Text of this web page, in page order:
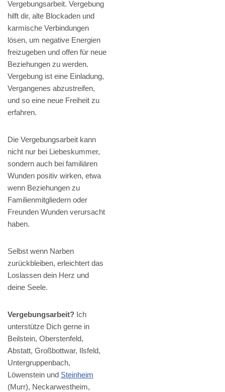
Vergebungsarbeit. Vergebung
hilft dir, alte Blockaden und
karmische Verbindungen
lösen, um negative Energien
freizugeben und offen für neue
Beziehungen zu werden.
Vergebung ist eine Einladung,
Vergangenes abzustreifen,
und so eine neue Freiheit zu
erfahren.
Die Vergebungsarbeit kann
nicht nur bei Liebeskummer,
sondern auch bei familiären
Wunden positiv wirken, etwa
wenn Beziehungen zu
Familienmitgliedern oder
Freunden Wunden verursacht
haben.
Selbst wenn Narben
zurückbleiben, erleichtert das
Loslassen dein Herz und
deine Seele.
Vergebungsarbeit? Ich
unterstütze Dich gerne in
Beilstein, Oberstenfeld,
Abstatt, Großbottwar, Ilsfeld,
Untergruppenbach,
Löwenstein und Steinheim
(Murr), Neckarwestheim,